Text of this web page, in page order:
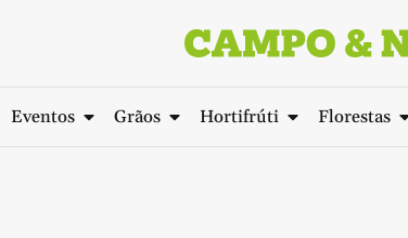
Eventos Grãos Hortifrúti Florestas